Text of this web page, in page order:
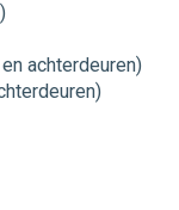
achterdeuren)